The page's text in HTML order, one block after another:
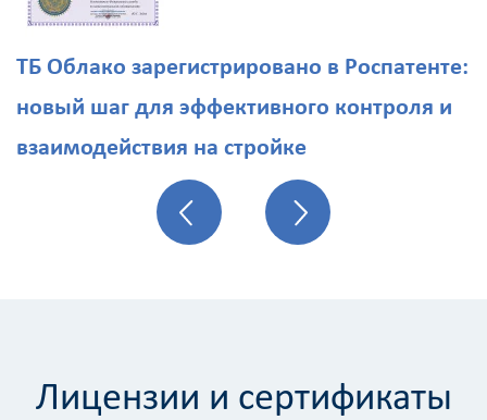
ТБ Облако зарегистрировано в Роспатенте:
новый шаг для эффективного контроля и
взаимодействия на стройке
Лицензии и сертификаты